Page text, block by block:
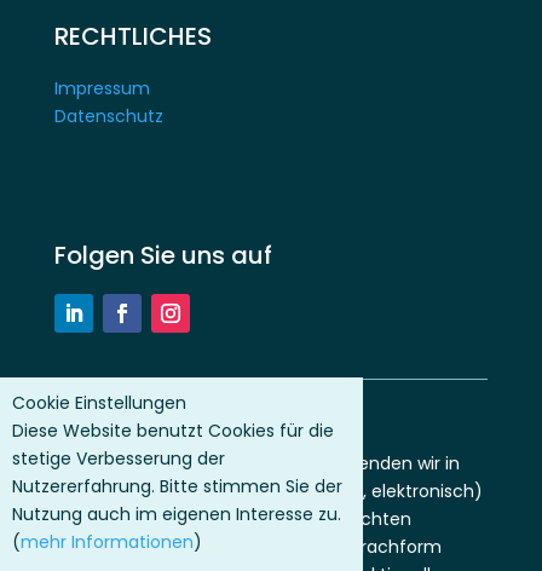
RECHTLICHES
Impressum
Datenschutz
Folgen Sie uns auf
HINWEIS
Der besseren Lesbarkeit halber verwenden wir in
unserer Außenkommunikation (Print, elektronisch)
das Generische Maskulinum. Wir möchten
betonen, dass wir diese verkürzte Sprachform
Cookie Einstellungen
Diese Website benutzt Cookies für die
stetige Verbesserung der
Nutzererfahrung. Bitte stimmen Sie der
Nutzung auch im eigenen Interesse zu.
(mehr Informationen)